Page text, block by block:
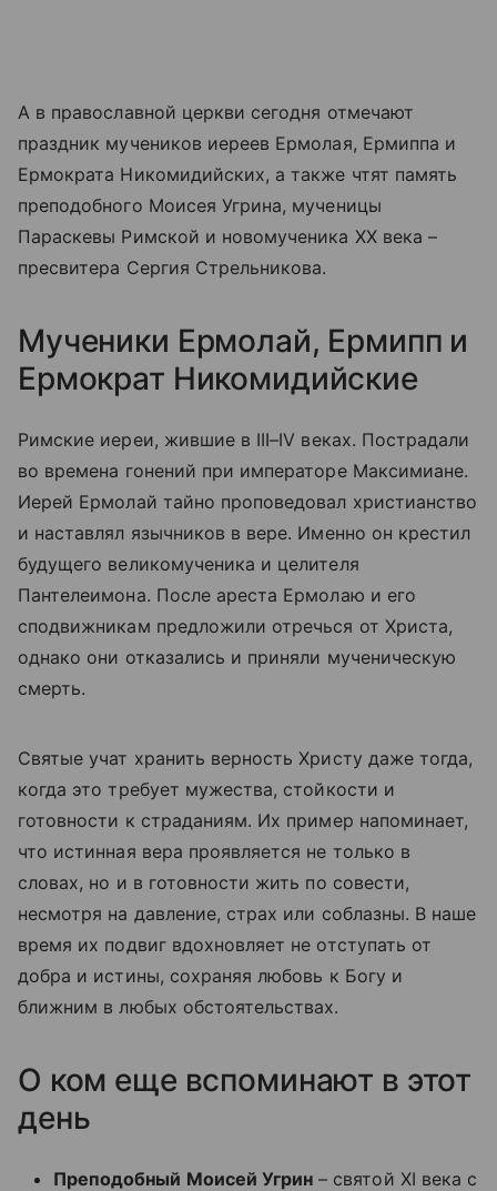
А в православной церкви сегодня отмечают
праздник мучеников иереев Ермолая, Ермиппа и
Ермократа Никомидийских, а также чтят память
преподобного Моисея Угрина, мученицы
Параскевы Римской и новомученика XX века –
пресвитера Сергия Стрельникова.
Мученики Ермолай, Ермипп и
Ермократ Никомидийские
Римские иереи, жившие в III–IV веках. Пострадали
во времена гонений при императоре Максимиане.
Иерей Ермолай тайно проповедовал христианство
и наставлял язычников в вере. Именно он крестил
будущего великомученика и целителя
Пантелеимона. После ареста Ермолаю и его
сподвижникам предложили отречься от Христа,
однако они отказались и приняли мученическую
смерть.
Святые учат хранить верность Христу даже тогда,
когда это требует мужества, стойкости и
готовности к страданиям. Их пример напоминает,
что истинная вера проявляется не только в
словах, но и в готовности жить по совести,
несмотря на давление, страх или соблазны. В наше
время их подвиг вдохновляет не отступать от
добра и истины, сохраняя любовь к Богу и
ближним в любых обстоятельствах.
О ком еще вспоминают в этот
день
Преподобный Моисей Угрин – святой XI века с